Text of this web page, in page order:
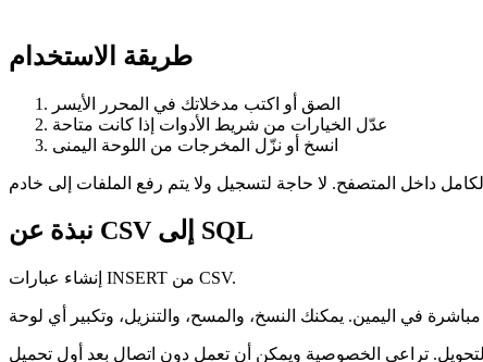
طريقة الاستخدام
الصق أو اكتب مدخلاتك في المحرر الأيسر
عدّل الخيارات من شريط الأدوات إذا كانت متاحة
انسخ أو نزّل المخرجات من اللوحة اليمنى
نبذة عن CSV إلى SQL
إنشاء عبارات INSERT من CSV.